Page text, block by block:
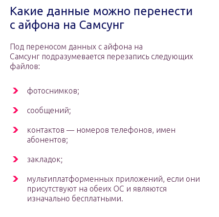
Какие данные можно перенести
с айфона на Самсунг
Под переносом данных с айфона на
Самсунг подразумевается перезапись следующих
файлов:
фотоснимков;
сообщений;
контактов — номеров телефонов, имен
абонентов;
закладок;
мультиплатформенных приложений, если они
присутствуют на обеих ОС и являются
изначально бесплатными.